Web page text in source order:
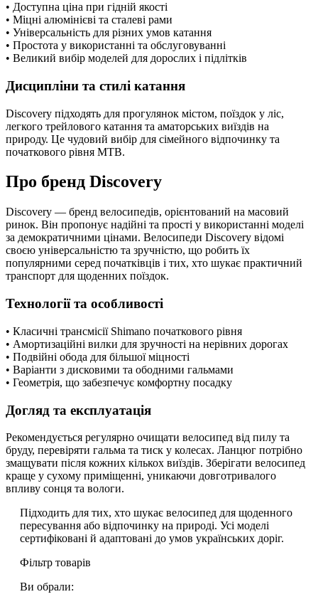
• Доступна ціна при гідній якості
• Міцні алюмінієві та сталеві рами
• Універсальність для різних умов катання
• Простота у використанні та обслуговуванні
• Великий вибір моделей для дорослих і підлітків
Дисципліни та стилі катання
Discovery підходять для прогулянок містом, поїздок у ліс,
легкого трейлового катання та аматорських виїздів на
природу. Це чудовий вибір для сімейного відпочинку та
початкового рівня MTB.
Про бренд Discovery
Discovery — бренд велосипедів, орієнтований на масовий
ринок. Він пропонує надійні та прості у використанні моделі
за демократичними цінами. Велосипеди Discovery відомі
своєю універсальністю та зручністю, що робить їх
популярними серед початківців і тих, хто шукає практичний
транспорт для щоденних поїздок.
Технології та особливості
• Класичні трансмісії Shimano початкового рівня
• Амортизаційні вилки для зручності на нерівних дорогах
• Подвійні обода для більшої міцності
• Варіанти з дисковими та ободними гальмами
• Геометрія, що забезпечує комфортну посадку
Догляд та експлуатація
Рекомендується регулярно очищати велосипед від пилу та
бруду, перевіряти гальма та тиск у колесах. Ланцюг потрібно
змащувати після кожних кількох виїздів. Зберігати велосипед
краще у сухому приміщенні, уникаючи довготривалого
впливу сонця та вологи.
Підходить для тих, хто шукає велосипед для щоденного
пересування або відпочинку на природі. Усі моделі
сертифіковані й адаптовані до умов українських доріг.
Фільтр товарів
Ви обрали: